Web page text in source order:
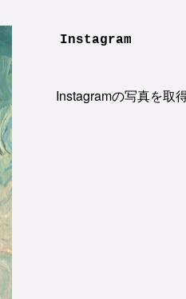
Instagram
Instagramの写真を取